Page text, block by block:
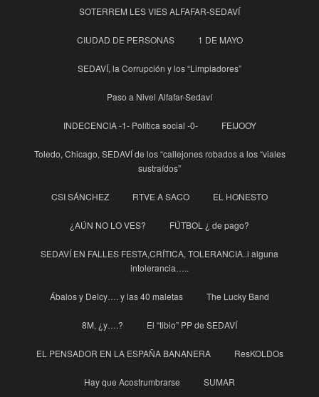
SOTERREM LES VIES ALFAFAR-SEDAVÍ
CIUDAD DE PERSONAS 1 DE MAYO
SEDAVÍ, la Corrupción y los “Limpiadores”
Paso a Nivel Alfafar-Sedaví
INDECENCIA -1- Política social -0- FEIJOOY
Toledo, Chicago, SEDAVÍ de los “callejones robados a los “viales
sustraídos”
CSI SÁNCHEZ RTVE A SACO EL HONESTO
¿AÚN NO LO VES? FÚTBOL ¿ de pago?
SEDAVÍ EN FALLES FESTA,CRÍTICA, TOLERANCIA..i alguna
intolerancia…..
Ábalos y Delcy…. y las 40 maletas The Lucky Band
8M, ¿y….? El “tibio” PP de SEDAVÍ
EL PENSADOR EN LA ESPAÑA BANANERA ResKOLDOs
Hay que Acostrumbrarse SUMAR